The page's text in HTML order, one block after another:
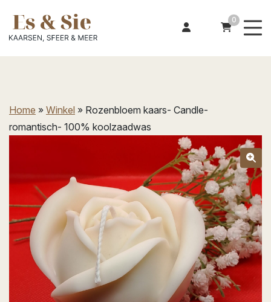
0
Home » Winkel » Rozenbloem kaars- Candle-
romantisch- 100% koolzaadwas